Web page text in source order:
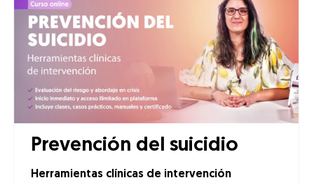
Prevención del suicidio
Herramientas clínicas de intervención